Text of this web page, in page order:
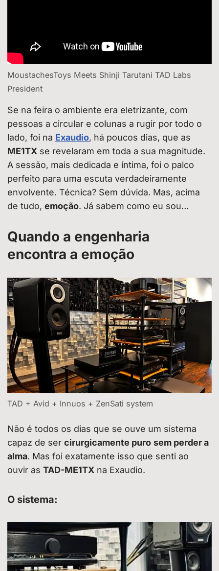
MoustachesToys Meets Shinji Tarutani TAD Labs
President
Se na feira o ambiente era eletrizante, com
pessoas a circular e colunas a rugir por todo o
lado, foi na Exaudio, há poucos dias, que as
ME1TX se revelaram em toda a sua magnitude.
A sessão, mais dedicada e íntima, foi o palco
perfeito para uma escuta verdadeiramente
envolvente. Técnica? Sem dúvida. Mas, acima
de tudo, emoção. Já sabem como eu sou…
Quando a engenharia
encontra a emoção
TAD + Avid + Innuos + ZenSati system
Não é todos os dias que se ouve um sistema
capaz de ser cirurgicamente puro sem perder a
alma. Mas foi exatamente isso que senti ao
ouvir as TAD-ME1TX na Exaudio.
O sistema: